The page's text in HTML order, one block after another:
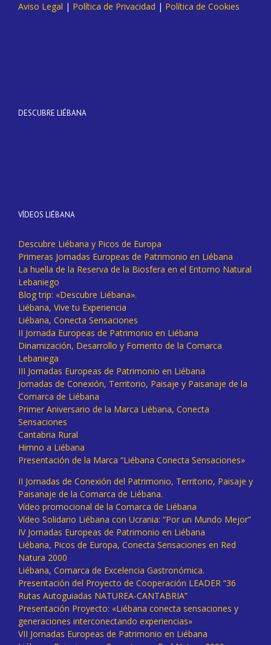
Aviso Legal | Política de Privacidad | Política de Cookies
DESCUBRE LIÉBANA
VÍDEOS LIÉBANA
Descubre Liébana y Picos de Europa
Primeras Jornadas Europeas de Patrimonio en Liébana
La huella de la Reserva de la Biosfera en el Entorno Natural
Lebaniego
Blog trip: «Descubre Liébana».
Liébana, Vive tu Experiencia
Liébana, Conecta Sensaciones
II Jornada Europeas de Patrimonio en Liébana
Dinamización, Desarrollo y Fomento de la Comarca
Lebaniega
III Jornadas Europeas de Patrimonio en Liébana
Jornadas de Conexión, Territorio, Paisaje y Paisanaje de la
Comarca de Liébana
Primer Aniversario de la Marca Liébana, Conecta
Sensaciones
Cantabria Rural
Himno a Liébana
Presentación de la Marca “Liébana Conecta Sensaciones»
II Jornadas de Conexión del Patrimonio, Territorio, Paisaje y
Paisanaje de la Comarca de Liébana.
Vídeo promocional de la Comarca de Liébana
Vídeo Solidario Liébana con Ucrania: “Por un Mundo Mejor”
IV Jornadas Europeas de Patrimonio en Liébana
Liébana, Picos de Europa, Conecta Sensaciones en Red
Natura 2000
Liébana, Comarca de Excelencia Gastronómica.
Presentación del Proyecto de Cooperación LEADER “36
Rutas Autoguiadas NATUREA-CANTABRIA”
Presentación Proyecto: «Liébana conecta sensaciones y
generaciones interconectando experiencias»
VII Jornadas Europeas de Patrimonio en Liébana